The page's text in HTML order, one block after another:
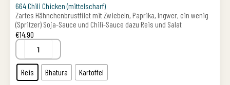
664 Chili Chicken (mittelscharf)
Zartes Hähnchenbrustfilet mit Zwiebeln, Paprika, Ingwer, ein wenig
(Spritzer) Soja-Sauce und Chili-Sauce dazu Reis und Salat
€14,90
Reis Bhatura
Kartoffel